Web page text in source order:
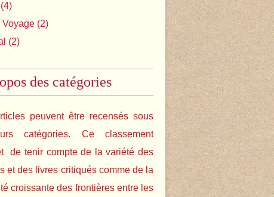
(4)
Voyage (2)
(2)
des catégories
peuvent être recensés sous
catégories. Ce classement
de tenir compte de la variété des
et des livres critiqués comme de la
croissante des frontières entre les